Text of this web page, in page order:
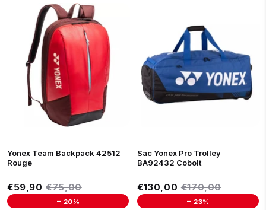
Yonex Team Backpack 42512
Rouge
Prix réduit
€59,90 €59,90
Prix régulier
€75,00€75,00
- 20%
Sac Yonex Pro Trolley
BA92432 Cobolt
Prix réduit
€130,00 €130,00
Prix régulier
€170,00€170,00
- 23%